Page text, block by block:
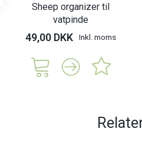
Sheep organizer til
vatpinde
49,00 DKK Inkl. moms